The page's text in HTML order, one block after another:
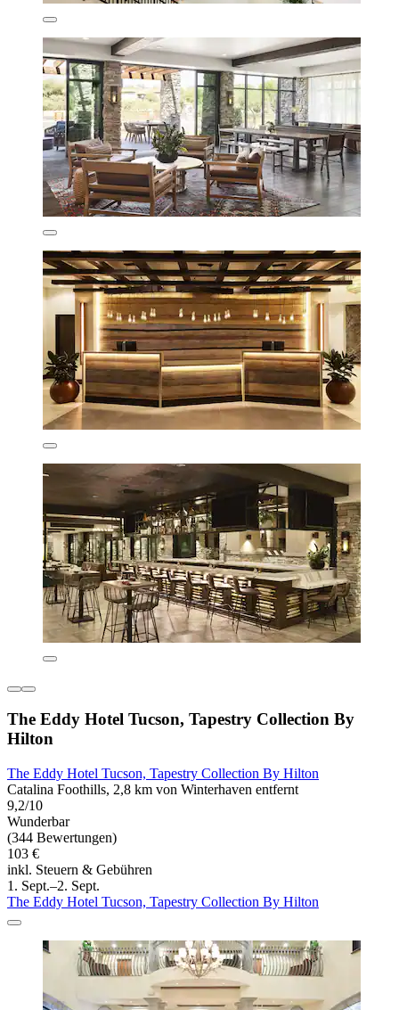
The Eddy Hotel Tucson, Tapestry Collection By
Hilton
The Eddy Hotel Tucson, Tapestry Collection By Hilton
Catalina Foothills, 2,8 km von Winterhaven entfernt
9,2/10
Wunderbar
(344 Bewertungen)
103 €
inkl. Steuern & Gebühren
1. Sept.–2. Sept.
The Eddy Hotel Tucson, Tapestry Collection By Hilton